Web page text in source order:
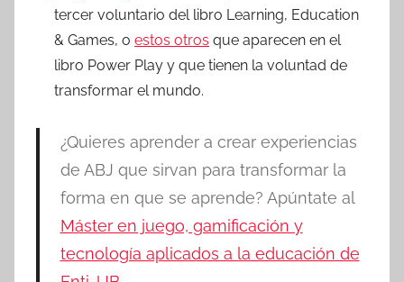
tercer voluntario del libro Learning, Education
& Games, o estos otros que aparecen en el
libro Power Play y que tienen la voluntad de
transformar el mundo.
¿Quieres aprender a crear experiencias
de ABJ que sirvan para transformar la
forma en que se aprende? Apúntate al
Máster en juego, gamificación y
tecnología aplicados a la educación de